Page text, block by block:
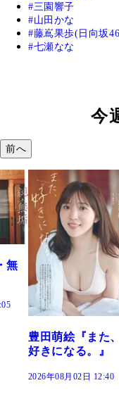
三園響子
山田かな
藤嶌果歩(日向坂
七瀬なな
今
前へ
斎藤恭代
『BOUND』
2026年08月02日 12:35